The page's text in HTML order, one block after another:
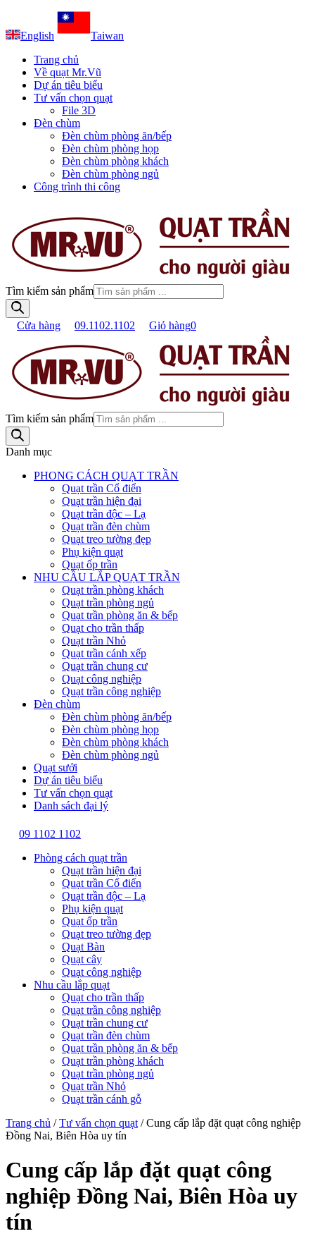
English
Taiwan
Trang chủ
Về quạt Mr.Vũ
Dự án tiêu biểu
Tư vấn chọn quạt
File 3D
Đèn chùm
Đèn chùm phòng ăn/bếp
Đèn chùm phòng họp
Đèn chùm phòng khách
Đèn chùm phòng ngủ
Công trình thi công
Tìm kiếm sản phẩm
Cửa hàng 09.1102.1102 Giỏ hàng0
Tìm kiếm sản phẩm
Danh mục
PHONG CÁCH QUẠT TRẦN
Quạt trần Cổ điển
Quạt trần hiện đại
Quạt trần độc – Lạ
Quạt trần đèn chùm
Quạt treo tường đẹp
Phụ kiện quạt
Quạt ốp trần
NHU CẦU LẮP QUẠT TRẦN
Quạt trần phòng khách
Quạt trần phòng ngủ
Quạt trần phòng ăn & bếp
Quạt cho trần thấp
Quạt trần Nhỏ
Quạt trần cánh xếp
Quạt trần chung cư
Quạt công nghiệp
Quạt trần công nghiệp
Đèn chùm
Đèn chùm phòng ăn/bếp
Đèn chùm phòng họp
Đèn chùm phòng khách
Đèn chùm phòng ngủ
Quạt sưởi
Dự án tiêu biểu
Tư vấn chọn quạt
Danh sách đại lý
09 1102 1102
Phòng cách quạt trần
Quạt trần hiện đại
Quạt trần Cổ điển
Quạt trần độc – Lạ
Phụ kiện quạt
Quạt ốp trần
Quạt treo tường đẹp
Quạt Bàn
Quạt cây
Quạt công nghiệp
Nhu cầu lắp quạt
Quạt cho trần thấp
Quạt trần công nghiệp
Quạt trần chung cư
Quạt trần đèn chùm
Quạt trần phòng ăn & bếp
Quạt trần phòng khách
Quạt trần phòng ngủ
Quạt trần Nhỏ
Quạt trần cánh gỗ
Trang chủ /Tư vấn chọn quạt /Cung cấp lắp đặt quạt công nghiệp
Đồng Nai, Biên Hòa uy tín
Cung cấp lắp đặt quạt công
nghiệp Đồng Nai, Biên Hòa uy
tín